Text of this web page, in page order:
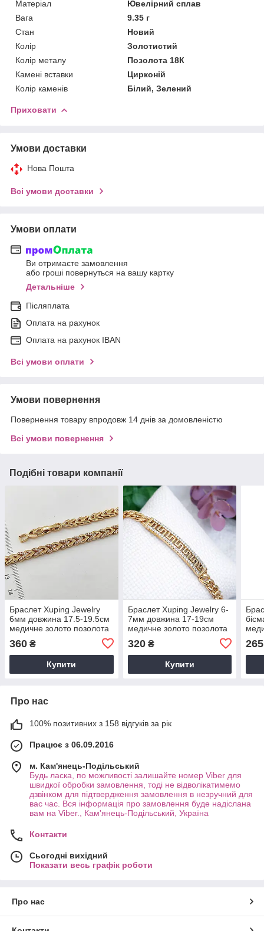
Матеріал
Ювелірний сплав
Вага
9.35 г
Стан
Новий
Колір
Золотистий
Колір металу
Позолота 18К
Камені вставки
Цирконій
Колір каменів
Білий, Зелений
Приховати
Умови доставки
Нова Пошта
Всі умови доставки
Умови оплати
Ви отримаєте замовлення
або гроші повернуться на вашу картку
Детальніше
Післяплата
Оплата на рахунок
Оплата на рахунок IBAN
Всі умови оплати
Умови повернення
Повернення товару впродовж 14 днів за домовленістю
Всі умови повернення
Подібні товари компанії
Браслет Xuping Jewelry
6мм довжина 17.5-19.5см
медичне золото позолота
360 ₴
Купити
Браслет Xuping Jewelry 6-
7мм довжина 17-19см
медичне золото позолота
320₴
Купити
265
Про нас
100% позитивних з 158 відгуків за рік
Працює з 06.09.2016
м. Кам'янець-Подільський
Будь ласка, по можливості залишайте номер Viber для
швидкої обробки замовлення, тоді не відволікатимемо
дзвінком для підтвердження замовлення в незручний для
вас час. Вся інформація про замовлення буде надіслана
вам на Viber., Кам'янець-Подільський, Україна
Контакти
Сьогодні вихідний
Показати весь графік роботи
Про нас